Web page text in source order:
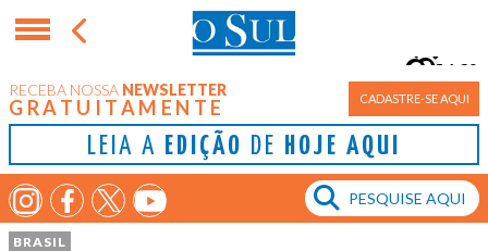
RECEBA NOSSA NEWSLETTER
GRATUITAMENTE CADASTRE-SE AQUI
LEIA A EDIÇÃO DE HOJE AQUI
Porto Alegre
16°
BRASIL